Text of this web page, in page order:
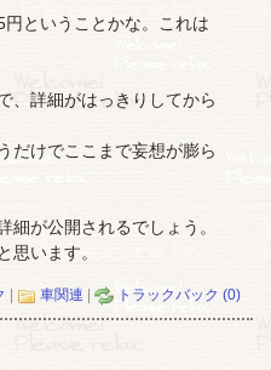
ということかな。これは
、詳細がはっきりしてから
だけでここまで妄想が膨ら
細が公開されるでしょう。
思います。
| 車関連 | トラックバック (0)